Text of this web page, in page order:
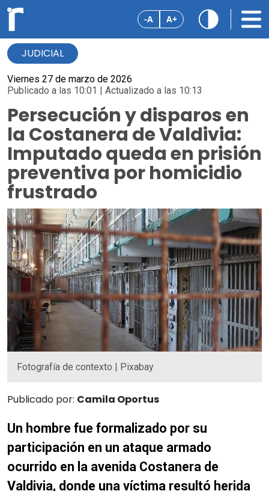
-A A+
JUDICIAL
Viernes 27 de marzo de 2026
Publicado a las 10:01 | Actualizado a las 10:13
Persecución y disparos en
la Costanera de Valdivia:
Imputado queda en prisión
preventiva por homicidio
frustrado
Fotografía de contexto | Pixabay
Publicado por: Camila Oportus
Un hombre fue formalizado por su
participación en un ataque armado
ocurrido en la avenida Costanera de
Valdivia, donde una víctima resultó herida